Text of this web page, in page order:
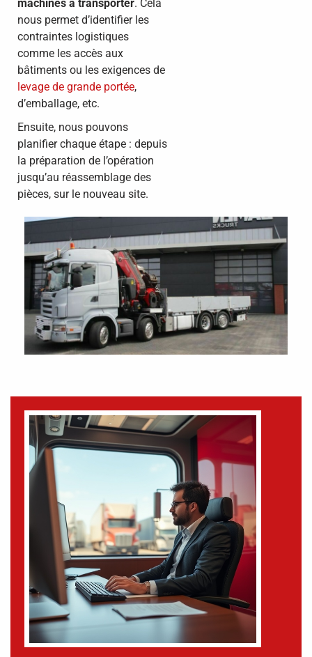
machines à transporter. Cela
nous permet d’identifier les
contraintes logistiques
comme les accès aux
bâtiments ou les exigences de
levage de grande portée,
d’emballage, etc.
Ensuite, nous pouvons
planifier chaque étape : depuis
la préparation de l’opération
jusqu’au réassemblage des
pièces, sur le nouveau site.